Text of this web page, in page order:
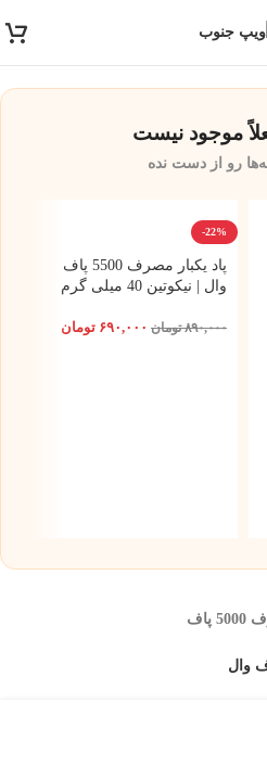
و تیپاکس
موجود نیست
رو از دست نده
-22%
پاد یکبار مصرف 5500 پاف
وال | نیکوتین 40 میلی گرم
۸۹۰,۰۰۰ تومان ۶۹۰,۰۰۰ تومان